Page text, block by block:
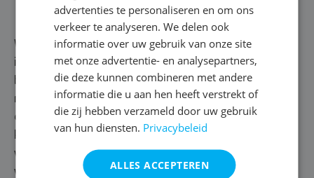
We schuiven een vloerdrainage naar voren als het vocht
infiltreert in de keldervloer. In dat geval bedekken we de
bodem met waterafstotende lagen, zoals een
noppenmembraan. Het membraan wordt gekenmerkt
door zijn speciale structuur, die het water via allerlei
kanalen naar een verzamelput leidt. In deze put plaatsen
we een waterpomp, die voorzien is van sensoren en het
water vakkundig afvoert. Zo maken we definitief komaf
advertenties te personaliseren en om ons
verkeer te analyseren. We delen ook
informatie over uw gebruik van onze site
met onze advertentie- en analysepartners,
die deze kunnen combineren met andere
informatie die u aan hen heeft verstrekt of
die zij hebben verzameld door uw gebruik
van hun diensten. Privacybeleid
ALLES ACCEPTEREN